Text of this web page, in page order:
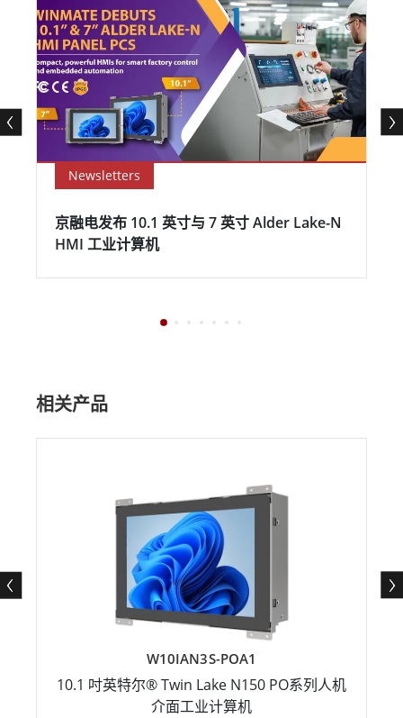
Newsletters
京融电发布 10.1 英寸与 7 英寸 Alder Lake-N
HMI 工业计算机
相关产品
W10IAN3S-POA1
10.1 吋英特尔® Twin Lake N150 PO系列人机
介面工业计算机